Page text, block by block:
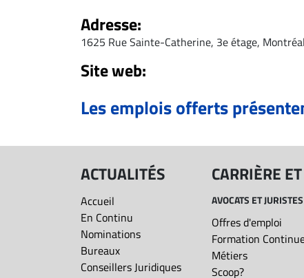
Formation
ENTREPRISES
Adresse:
1625 Rue Sainte-Catherine, 3e étage,
Site web:
Les emplois offerts
ACTUALITÉS
Accueil
En Continu
Nominations
Bureaux
Conseillers Juridiques
CARRIÈRE
AVOCATS ET JURISTES
Offres d'emploi
Formation
Métiers
Scoop?